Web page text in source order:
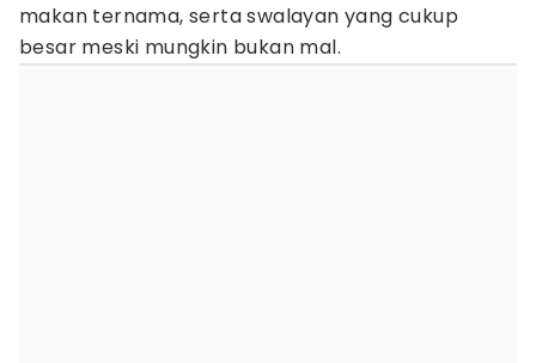
makan ternama, serta swalayan yang cukup
besar meski mungkin bukan mal.